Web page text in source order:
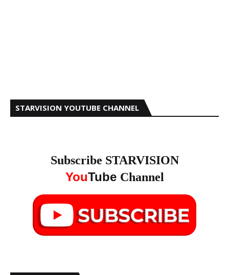
STARVISION YOUTUBE CHANNEL
Subscribe STARVISION
YouTube Channel